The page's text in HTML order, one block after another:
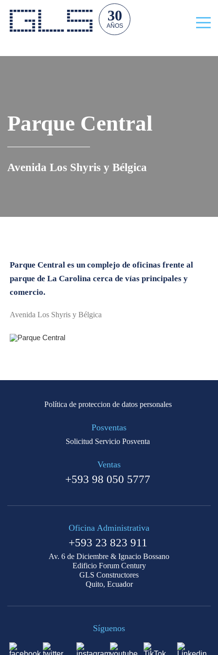
30
AÑOS
Parque Central
Avenida Los Shyris y Bélgica
Parque Central es un complejo de oficinas frente al
parque de La Carolina cerca de vías principales y
comercio.
Avenida Los Shyris y Bélgica
Política de proteccion de datos personales
Posventas
Solicitud Servicio Posventa
Ventas
+593 98 050 5777
Oficina Administrativa
+593 23 823 911
Av. 6 de Diciembre & Ignacio Bossano
Edificio Forum Century
GLS Constructores
Quito, Ecuador
Síguenos